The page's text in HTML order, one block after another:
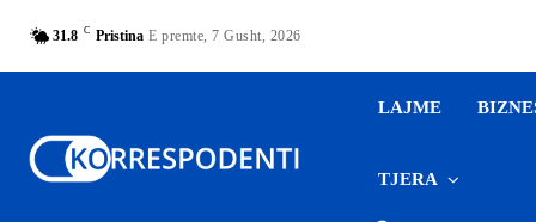
31.8 C Pristina E premte, 7 Gusht, 2026
LAJME
TJERA